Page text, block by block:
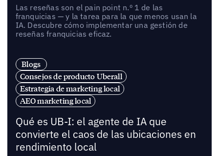
Las reseñas son el pain point n.º 1 de las
franquicias — y la tarea para la que menos usan la
IA. Descubre cómo implementar una gestión de
reseñas franquicias eficaz.
Blogs
Consejos de producto Uberall
Estrategia de marketing local
AEO marketing local
Qué es UB-I: el agente de IA que
convierte el caos de las ubicaciones en
rendimiento local